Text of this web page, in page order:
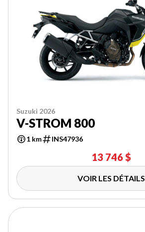
Suzuki 2026
V-STROM 800
1 km INS47936
13 746 $
VOIR LES DÉTAILS